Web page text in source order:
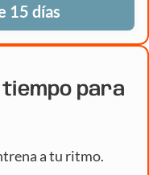
15 días
tiempo para
a tu ritmo.